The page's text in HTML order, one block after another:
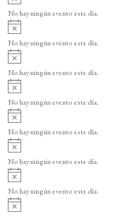
o
v
i
o
No hay ningún evento este día.
v
i
o
No hay ningún evento este día.
v
i
o
No hay ningún evento este día.
v
i
o
No hay ningún evento este día.
v
i
o
No hay ningún evento este día.
v
i
o
No hay ningún evento este día.
v
i
No hay ningún evento este día.
v